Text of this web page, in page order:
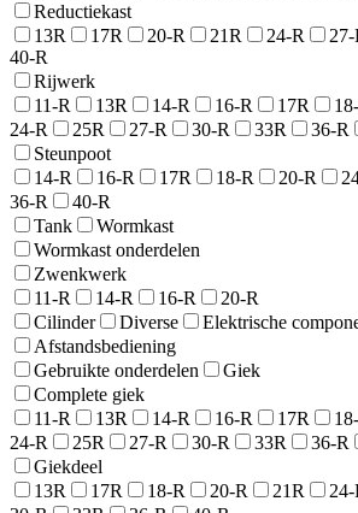
Reductiekast
13R
17R 20-R 21R 24-R 27-
40-R
Rijwerk
11-R
13R 14-R 16-R 17R
24-R
25R 27-R 30-R 33R 36-R
Steunpoot
14-R
16-R 17R 18-R 20-R
36-R
40-R
Tank
Wormkast
Wormkast onderdelen
Zwenkwerk
11-R
14-R 16-R
20-R
Cilinder
Diverse
Elektrische
Afstandsbediening
Gebruikte onderdelen
Giek
Complete giek
11-R
13R 14-R 16-R 17R
24-R
25R 27-R 30-R 33R 36-R
Giekdeel
13R
17R 18-R 20-R 21R 24-